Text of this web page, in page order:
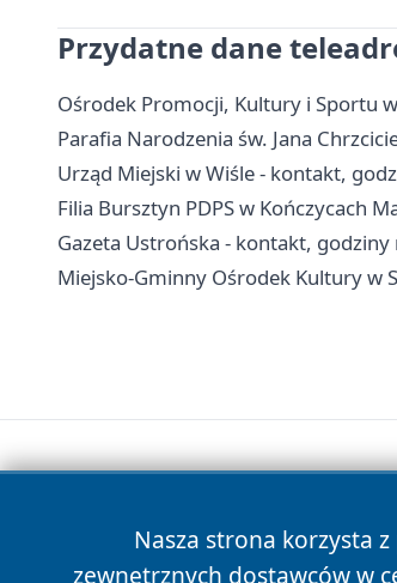
Przydatne dane
Ośrodek Promocji, Kultury i Sportu
Parafia Narodzenia św. Jana
Urząd Miejski w Wiśle - kontakt,
Filia Bursztyn PDPS w Kończycach
Gazeta Ustrońska - kontakt, godziny
Miejsko-Gminny Ośrodek Kultury w
Nasza strona korzysta
zewnętrznych dostawców w